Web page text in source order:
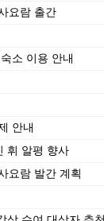
요람 출간
소 이용 안내
안내
휘 알평 향사
요람 발간 계획